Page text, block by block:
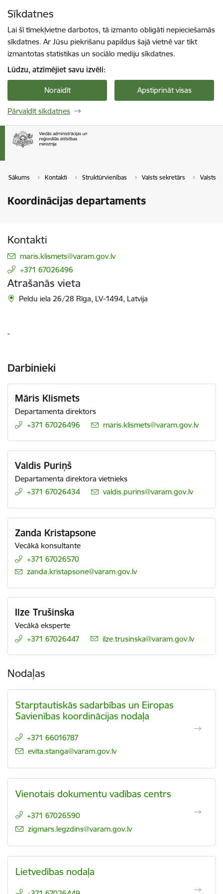
Sīkdatnes
Lai šī tīmekļvietne darbotos, tā izmanto obligāti nepieciešamās
sīkdatnes. Ar Jūsu piekrišanu papildus šajā vietnē var tikt
izmantotas statistikas un sociālo mediju sīkdatnes.
Lūdzu, atzīmējiet savu izvēli:
Noraidīt Apstiprināt visas
Pārvaldīt sīkdatnes
Sākums Kontakti Struktūrvienības Valsts sekretārs Valsts
Koordinācijas departaments
Kontakti
E-pasts:
maris.klismets@varam.gov.lv
+371 67026496
Atrašanās vieta
Peldu iela 26/28 Rīga, LV-1494, Latvija
-
Darbinieki
Māris Klismets
Departamenta direktors
+371 67026496
E-pasts:
maris.klismets@varam.gov.lv
Valdis Puriņš
Departamenta direktora vietnieks
+371 67026434
E-pasts:
valdis.purins@varam.gov.lv
Zanda Kristapsone
Vecākā konsultante
+371 67026570
E-pasts:
zanda.kristapsone@varam.gov.lv
Ilze Trušinska
Vecākā eksperte
+371 67026447
E-pasts:
ilze.trusinska@varam.gov.lv
Nodaļas
Starptautiskās sadarbības un Eiropas
Savienības koordinācijas nodaļa
+371 66016787
E-pasts:
evita.stanga@varam.gov.lv
Vienotais dokumentu vadības centrs
+371 67026590
E-pasts:
zigmars.legzdins@varam.gov.lv
Lietvedības nodaļa